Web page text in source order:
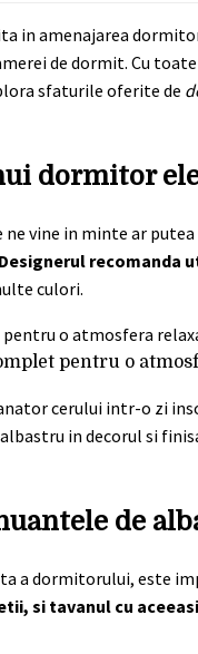
in amenajarea
de dormit. Cu
sfaturile oferite de
dormitor
vine in minte ar
Designerul recomanda
culori.
pentru o
cerului intr-o zi
in decorul si
de
a dormitorului, este
si tavanul cu